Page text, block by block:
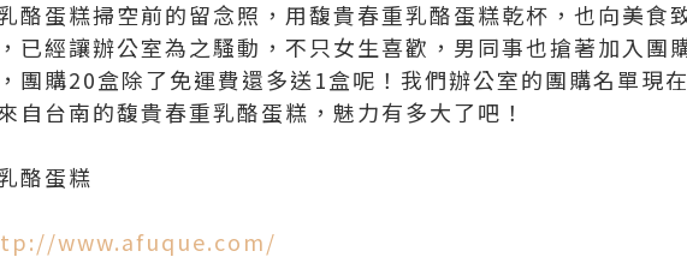
酪蛋糕掃空前的留念照，用馥貴春重乳酪蛋糕乾杯，也向美食
已經讓辦公室為之騷動，不只女生喜歡，男同事也搶著加入團
團購20盒除了免運費還多送1盒呢！我們辦公室的團購名單現
自台南的馥貴春重乳酪蛋糕，魅力有多大了吧！
酪蛋糕
www.afuque.com/